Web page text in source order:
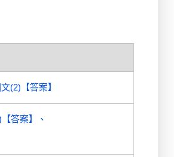
(2)【答案】
答案】